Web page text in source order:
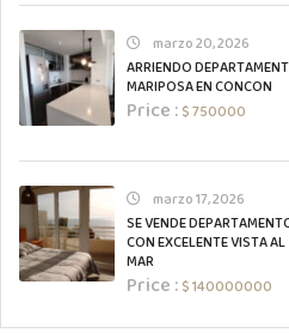
marzo 20, 2026
ARRIENDO
MARIPOSA EN CONCON
Price :$ 750000
marzo 17, 2026
SE VENDE
CON EXCELENTE VISTA AL
MAR
Price :$ 140000000